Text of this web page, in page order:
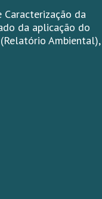
Caracterização da
da aplicação do
Ambiental),